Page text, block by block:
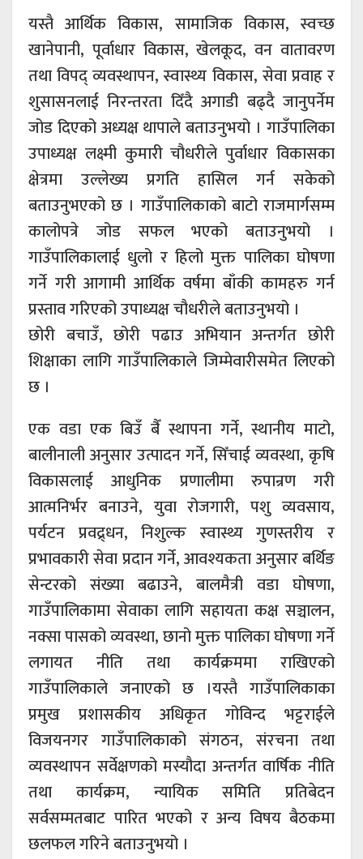
यस्तै आर्थिक विकास, सामाजिक विकास, स्वच्छ
खानेपानी, पूर्वाधार विकास, खेलकूद, वन वातावरण
तथा विपद् व्यवस्थापन, स्वास्थ्य विकास, सेवा प्रवाह र
शुसासनलाई निरन्तरता दिँदै अगाडी बढ्दै जानुपर्नेम
जोड दिएको अध्यक्ष थापाले बताउनुभयो । गाउँपालिका
उपाध्यक्ष लक्ष्मी कुमारी चौधरीले पुर्वाधार विकासका
क्षेत्रमा उल्लेख्य प्रगति हासिल गर्न सकेको
बताउनुभएको छ । गाउँपालिकाको बाटो राजमार्गसम्म
कालोपत्रे जोड सफल भएको बताउनुभयो ।
गाउँपालिकालाई धुलो र हिलो मुक्त पालिका घोषणा
गर्ने गरी आगामी आर्थिक वर्षमा बाँकी कामहरु गर्न
प्रस्ताव गरिएको उपाध्यक्ष चौधरीले बताउनुभयो ।
छोरी बचाउँ, छोरी पढाउ अभियान अन्तर्गत छोरी
शिक्षाका लागि गाउँपालिकाले जिम्मेवारीसमेत लिएको
छ ।
एक वडा एक बिउँ बैँ स्थापना गर्ने, स्थानीय माटो,
बालीनाली अनुसार उत्पादन गर्ने, सिँचाई व्यवस्था, कृषि
विकासलाई आधुनिक प्रणालीमा रुपान्रण गरी
आत्मनिर्भर बनाउने, युवा रोजगारी, पशु व्यवसाय,
पर्यटन प्रवद्र्धन, निशुल्क स्वास्थ्य गुणस्तरीय र
प्रभावकारी सेवा प्रदान गर्ने, आवश्यकता अनुसार बर्थिङ
सेन्टरको संख्या बढाउने, बालमैत्री वडा घोषणा,
गाउँपालिकामा सेवाका लागि सहायता कक्ष सञ्चालन,
नक्सा पासको व्यवस्था, छानो मुक्त पालिका घोषणा गर्ने
लगायत नीति तथा कार्यक्रममा राखिएको
गाउँपालिकाले जनाएको छ ।यस्तै गाउँपालिकाका
प्रमुख प्रशासकीय अधिकृत गोविन्द भट्टराईले
विजयनगर गाउँपालिकाको संगठन, संरचना तथा
व्यवस्थापन सर्वेक्षणको मस्यौदा अन्तर्गत वार्षिक नीति
तथा कार्यक्रम, न्यायिक समिति प्रतिबेदन
सर्वसम्मतबाट पारित भएको र अन्य विषय बैठकमा
छलफल गरिने बताउनुभयो ।